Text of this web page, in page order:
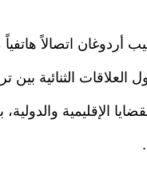
أردوغان اتصالاً
العلاقات الثنائية بين
الإقليمية